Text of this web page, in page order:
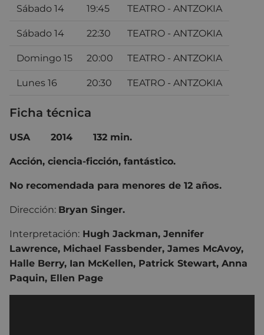
Sábado 14 19:45 TEATRO - ANTZOKIA
Sábado 14 22:30 TEATRO - ANTZOKIA
Domingo 15 20:00 TEATRO - ANTZOKIA
Lunes 16 20:30 TEATRO - ANTZOKIA
Ficha técnica
USA 2014 132 min.
Acción, ciencia-ficción, fantástico.
No recomendada para menores de 12 años.
Dirección: Bryan Singer.
Interpretación: Hugh Jackman, Jennifer
Lawrence, Michael Fassbender, James McAvoy,
Halle Berry, Ian McKellen, Patrick Stewart, Anna
Paquin, Ellen Page